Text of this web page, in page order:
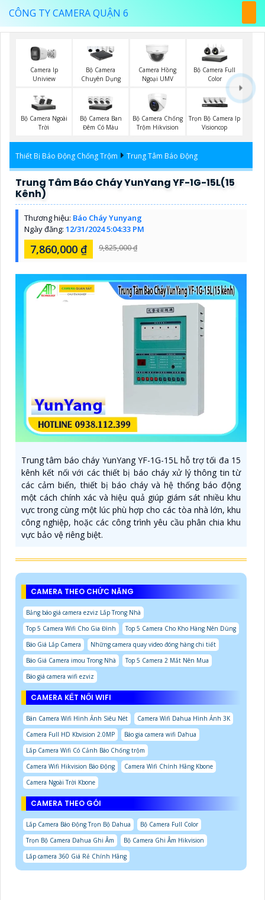
CÔNG TY CAMERA QUẬN 6
Camera Ip
Uniview
Bộ Camera
Chuyên Dụng
Camera Hồng
Ngoại UMV
Bộ Camera Full
Color
Bộ Camera Ngoài
Trời
Bộ Camera Ban
Đêm Có Màu
Bộ Camera Chống
Trộm Hikvision
Trọn Bộ Camera Ip
Visioncop
Thiết Bị Báo Động Chống Trộm Trung Tâm Báo Động
Trung Tâm Báo Cháy YunYang YF-1G-15L(15
Kênh)
Thương hiệu: Báo Cháy Yunyang
Ngày đăng: 12/31/2024 5:04:33 PM
7,860,000 ₫ 9,825,000 ₫
Trung tâm báo cháy YunYang YF-1G-15L hỗ trợ tối đa 15
kênh kết nối với các thiết bị báo cháy xử lý thông tin từ
các cảm biến, thiết bị báo cháy và hệ thống báo động
một cách chính xác và hiệu quả giúp giám sát nhiều khu
vực trong cùng một lúc phù hợp cho các tòa nhà lớn, khu
công nghiệp, hoặc các công trình yêu cầu phân chia khu
vực bảo vệ riêng biệt.
CAMERA THEO CHỨC NĂNG
Bảng báo giá camera ezviz Lắp Trong Nhà
Top 5 Camera Wifi Cho Gia Đình
Top 5 Camera Cho Kho Hàng Nên Dùng
Báo Giá Lắp Camera
Những camera quay video đóng hàng chi tiết
Báo Giá Camera imou Trong Nhà
Top 5 Camera 2 Mắt Nên Mua
Báo giá camera wifi ezviz
CAMERA KẾT NỐI WIFI
Bán Camera Wifi Hình Ảnh Siêu Nét
Camera Wifi Dahua Hình Ảnh 3K
Camera Full HD Kbvision 2.0MP
Báo gia camera wifi Dahua
Lắp Camera Wifi Có Cảnh Báo Chống trộm
Camera Wifi Hikvision Báo Động
Camera Wifi Chính Hãng Kbone
Camera Ngoài Trời Kbone
CAMERA THEO GÓI
Lắp Camera Báo Động Trọn Bộ Dahua
Bộ Camera Full Color
Trọn Bộ Camera Dahua Ghi Âm
Bộ Camera Ghi Âm Hikvision
Lắp camera 360 Giá Rẻ Chính Hãng